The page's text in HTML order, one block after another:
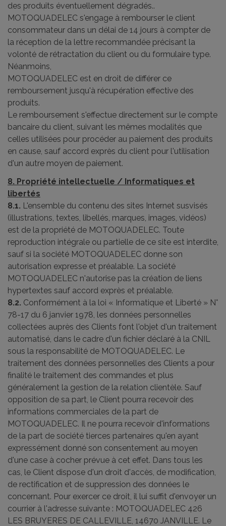
des produits éventuellement dégradés..
MOTOQUADELEC s'engage à rembourser le client
consommateur dans un délai de 14 jours à compter de
la réception de la lettre recommandée précisant la
volonté de rétractation du client ou du formulaire type.
Néanmoins,
MOTOQUADELEC est en droit de différer ce
remboursement jusqu'à récupération effective des
produits.
Le remboursement s'effectue directement sur le compte
bancaire du client, suivant les mêmes modalités que
celles utilisées pour procéder au paiement des produits
en cause, sauf accord exprès du client pour l'utilisation
d'un autre moyen de paiement.
8. Propriété intellectuelle / Informatiques et
libertés
8.1. L'ensemble du contenu des sites Internet susvisés
(illustrations, textes, libellés, marques, images, vidéos)
est de la propriété de MOTOQUADELEC. Toute
reproduction intégrale ou partielle de ce site est interdite,
sauf si la société MOTOQUADELEC donne son
autorisation expresse et préalable. La société
MOTOQUADELEC n'autorise pas la création de liens
hypertextes sauf accord exprès et préalable.
8.2. Conformément à la loi « Informatique et Liberté » N°
78-17 du 6 janvier 1978, les données personnelles
collectées auprès des Clients font l'objet d'un traitement
automatisé, dans le cadre d'un fichier déclaré à la CNIL
sous la responsabilité de MOTOQUADELEC. Le
traitement des données personnelles des Clients a pour
finalité le traitement des commandes et plus
généralement la gestion de la relation clientèle. Sauf
opposition de sa part, le Client pourra recevoir des
informations commerciales de la part de
MOTOQUADELEC. Il ne pourra recevoir d'informations
de la part de société tierces partenaires qu'en ayant
expressément donné son consentement au moyen
d'une case à cocher prévue à cet effet. Dans tous les
cas, le Client dispose d'un droit d'accès, de modification,
de rectification et de suppression des données le
concernant. Pour exercer ce droit, il lui suffit d'envoyer un
courrier à l'adresse suivante : MOTOQUADELEC 426
LES BRUYERES DE CALLEVILLE, 14670 JANVILLE. Le